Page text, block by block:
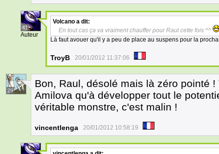
41
Auteur
Volcano a dit:
En tout cas ça va vraiment chauffer pour Raul cette fois ^^
Là faut avouer qu'il y a peu de place au suspens pour la
TroyB 20/01/2012 11:37:06
29
Bon, Raul, désolé mais là zéro pointé
Amilova qu'à développer tout le
véritable monstre, c'est malin !
vincentlenga 20/01/2012 10:58:19